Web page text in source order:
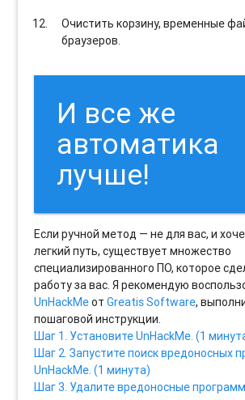
Очистить корзину, временные
браузеров.
И все же
автоматика
лучше!
Если ручной метод — не для вас, и
легкий путь, существует множество
специализированного ПО, которое
работу за вас. Я рекомендую
UnHackMeотGreatis Software,
пошаговой инструкции.
Шаг 1. Установите UnHackMe. (1
Шаг 2. Запустите поиск вредоносных
UnHackMe. (1 минута)
Шаг 3. Удалите вредоносные